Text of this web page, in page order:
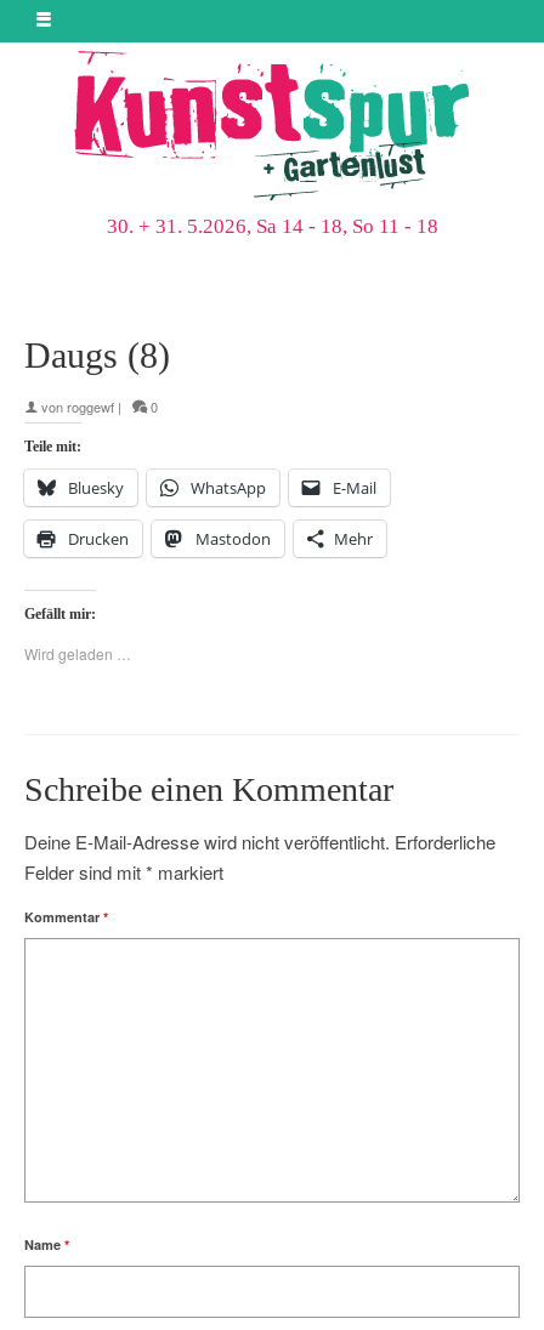
30. + 31. 5.2026, Sa 14 - 18, So 11 - 18
Daugs (8)
vonroggewf | 0
Teile mit:
Bluesky WhatsApp E-Mail
Drucken Mastodon Mehr
Gefällt mir:
Wird geladen …
Schreibe einen Kommentar
Deine E-Mail-Adresse wird nicht veröffentlicht. Erforderliche
Felder sind mit* markiert
Kommentar *
Name *